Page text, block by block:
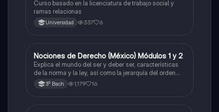
Curso basado en la licenciatura de trabajo social y
ramas relacionas
Universidad 337 6
Ética y valores
Nociones de Derecho (México) Módulos 1 y 2
Explica el mundo del ser y deber ser, características
de la norma y la ley, así como la jerarquía del orden
jurídico mexicano. El concepto de derecho y su
clasificación, las fuentes del derecho y los factores de
3º Bach 1,179 16